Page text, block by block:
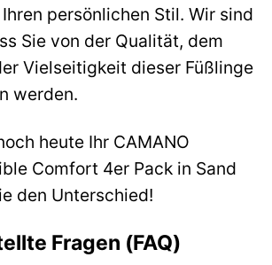
persönlichen Stil. Wir sind
Sie von der Qualität, dem
Vielseitigkeit dieser Füßlinge
werden.
heute Ihr CAMANO
Comfort 4er Pack in Sand
den Unterschied!
Fragen (FAQ)